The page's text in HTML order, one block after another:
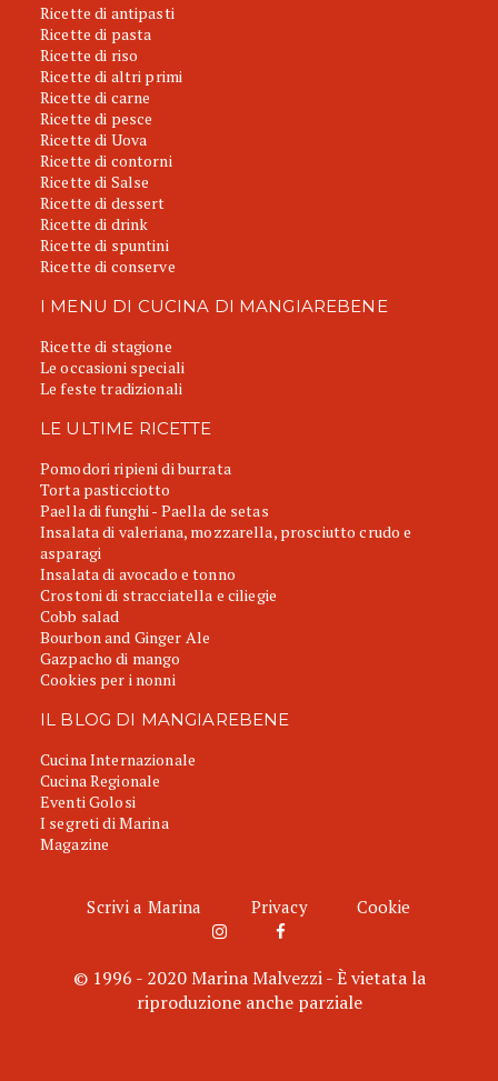
Ricette di antipasti
Ricette di pasta
Ricette di riso
Ricette di altri primi
Ricette di carne
Ricette di pesce
Ricette di Uova
Ricette di contorni
Ricette di Salse
Ricette di dessert
Ricette di drink
Ricette di spuntini
Ricette di conserve
I MENU DI CUCINA DI MANGIAREBENE
Ricette di stagione
Le occasioni speciali
Le feste tradizionali
LE ULTIME RICETTE
Pomodori ripieni di burrata
Torta pasticciotto
Paella di funghi - Paella de setas
Insalata di valeriana, mozzarella, prosciutto crudo e
asparagi
Insalata di avocado e tonno
Crostoni di stracciatella e ciliegie
Cobb salad
Bourbon and Ginger Ale
Gazpacho di mango
Cookies per i nonni
IL BLOG DI MANGIAREBENE
Cucina Internazionale
Cucina Regionale
Eventi Golosi
I segreti di Marina
Magazine
Scrivi a Marina Privacy Cookie
© 1996 - 2020 Marina Malvezzi - È vietata la
riproduzione anche parziale